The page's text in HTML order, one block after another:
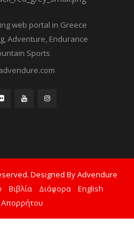
web portal in Greece
Adventure, Endurance
Sports
Designed By Advendure
Βιβλία Διάφορα
English
Απορρήτου